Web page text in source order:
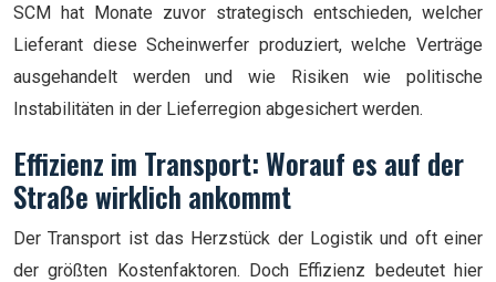
SCM hat Monate zuvor strategisch entschieden, welcher
Lieferant diese Scheinwerfer produziert, welche Verträge
ausgehandelt werden und wie Risiken wie politische
Instabilitäten in der Lieferregion abgesichert werden.
Effizienz im Transport: Worauf es auf der
Straße wirklich ankommt
Der Transport ist das Herzstück der Logistik und oft einer
der größten Kostenfaktoren. Doch Effizienz bedeutet hier